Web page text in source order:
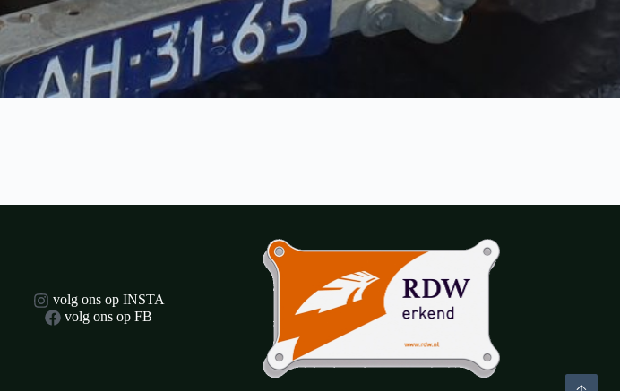
volg ons op INSTA
volg ons op FB